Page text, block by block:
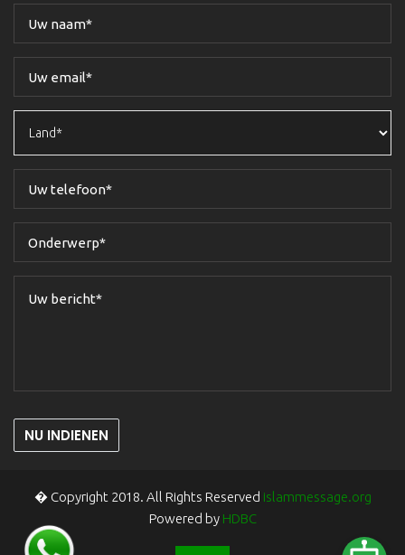
NU INDIENEN
� Copyright 2018. All Rights Reserved islammessage.org
Powered by HDBC